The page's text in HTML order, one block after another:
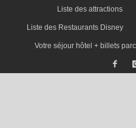
Liste des attractions
Liste des Restaurants Disney
Votre séjour hôtel + billets